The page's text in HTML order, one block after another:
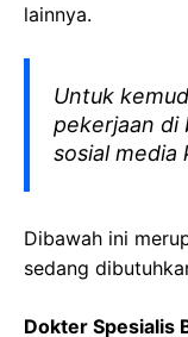
lainnya.
Untuk
pekerjaan di
sosial media
Dibawah ini
sedang
Dokter Spesialis